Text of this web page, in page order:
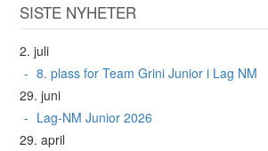
SISTE NYHETER
2. juli
8. plass for Team Grini Junior i Lag NM
29. juni
Lag-NM Junior 2026
29. april